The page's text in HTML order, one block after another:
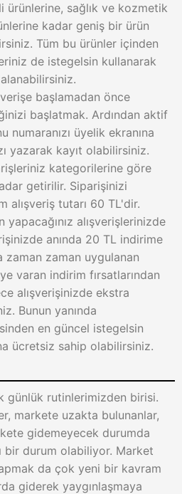
ürünlerine, sağlık ve kozmetik
kadar geniş bir ürün
Tüm bu ürünler içinden
de istegelsin kullanarak
başlamadan önce
başlatmak. Ardından aktif
numaranızı üyelik ekranına
yazarak kayıt olabilirsiniz.
kategorilerine göre
getirilir. Siparişinizi
alışveriş tutarı 60 TL'dir.
alışverişlerinizde
anında 20 TL indirime
zaman zaman uygulanan
varan indirim fırsatlarından
alışverişinizde ekstra
Bunun yanında
en güncel istegelsin
ücretsiz sahip olabilirsiniz.
günlük rutinlerimizden birisi.
markete uzakta bulunanlar,
gidemeyecek durumda
bir durum olabiliyor. Market
da çok yeni bir kavram
giderek yaygınlaşmaya